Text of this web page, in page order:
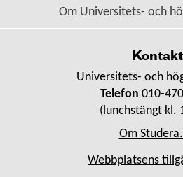
Om Universitets- och
Kontakt
Universitets- och
Telefon 010-
(lunchstängt kl.
Om
Webbplatsens